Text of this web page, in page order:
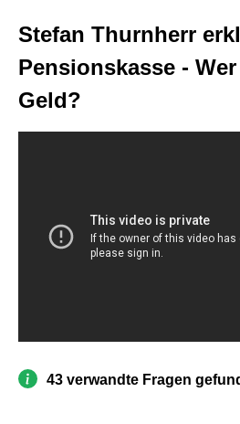
Stefan Thurnherr
Pensionskasse -
Geld?
43 verwandte Fragen